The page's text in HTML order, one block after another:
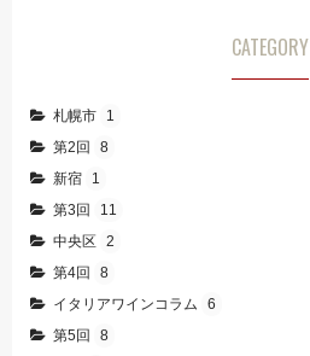
CATEGORY
札幌市
1
第2回
8
新宿
1
第3回
11
中央区 2
第4回
8
イタリアワインコラム
6
第5回
8